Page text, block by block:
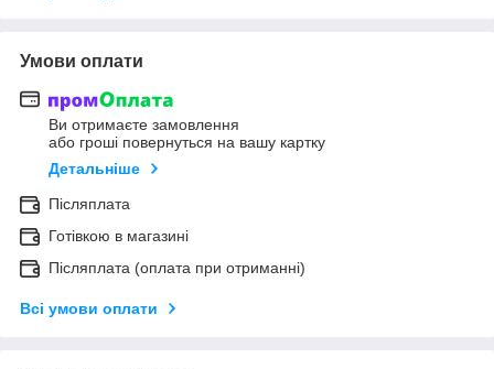
Умови оплати
Ви отримаєте замовлення
або гроші повернуться на вашу картку
Детальніше
Післяплата
Готівкою в магазині
Післяплата (оплата при отриманні)
Всі умови оплати